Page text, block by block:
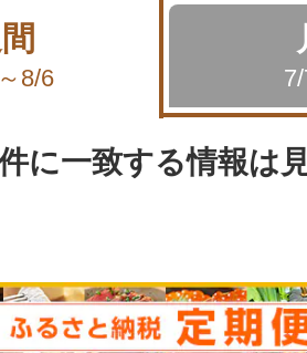
8/6
に一致する情報は